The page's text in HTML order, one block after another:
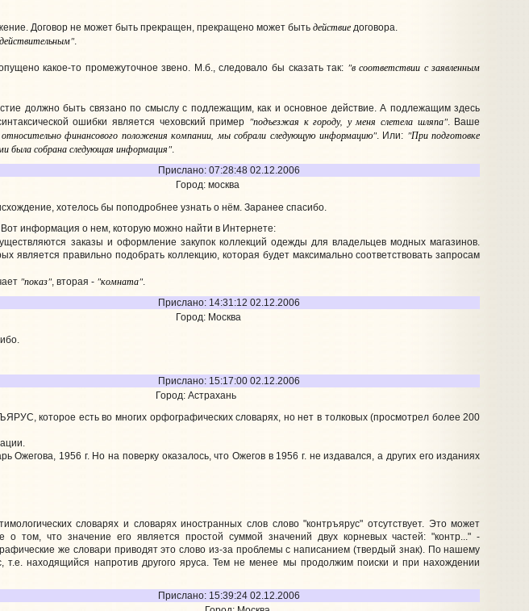
Договор не может быть прекращен, прекращено может быть действиедоговора.
.
какое-то промежуточное звено. М.б., следовало бы сказать так: "в соответствии с заявленным
должно быть связано по смыслу с подлежащим, как и основное действие. А подлежащим здесь
ошибки является чеховский пример "подъезжая к городу, у меня слетела шляпа". Ваше
финансового положения компании, мы собрали следующую информацию". Или: "При подготовке
была собрана следующая информация".
Прислано: 07:28:48 02.12.2006
Город: москва
хотелось бы поподробнее узнать о нём. Заранее спасибо.
Вот информация о нем, которую можно найти в Интернете:
заказы и оформление закупок коллекций одежды для владельцев модных магазинов.
является правильно подобрать коллекцию, которая будет максимально соответствовать запросам
"показ", вторая - "комната".
Прислано: 14:31:12 02.12.2006
Город: Москва
Прислано: 15:17:00 02.12.2006
Город: Астрахань
которое есть во многих орфографических словарях, но нет в толковых (просмотрел более 200
Ожегова, 1956 г. Но на поверку оказалось, что Ожегов в 1956 г. не издавался, а других его изданиях
словарях и словарях иностранных слов слово "контръярус" отсутствует. Это может
о том, что значение его является простой суммой значений двух корневых частей: "контр..." -
же словари приводят это слово из-за проблемы с написанием (твердый знак). По нашему
находящийся напротив другого яруса. Тем не менее мы продолжим поиски и при нахождении
Прислано: 15:39:24 02.12.2006